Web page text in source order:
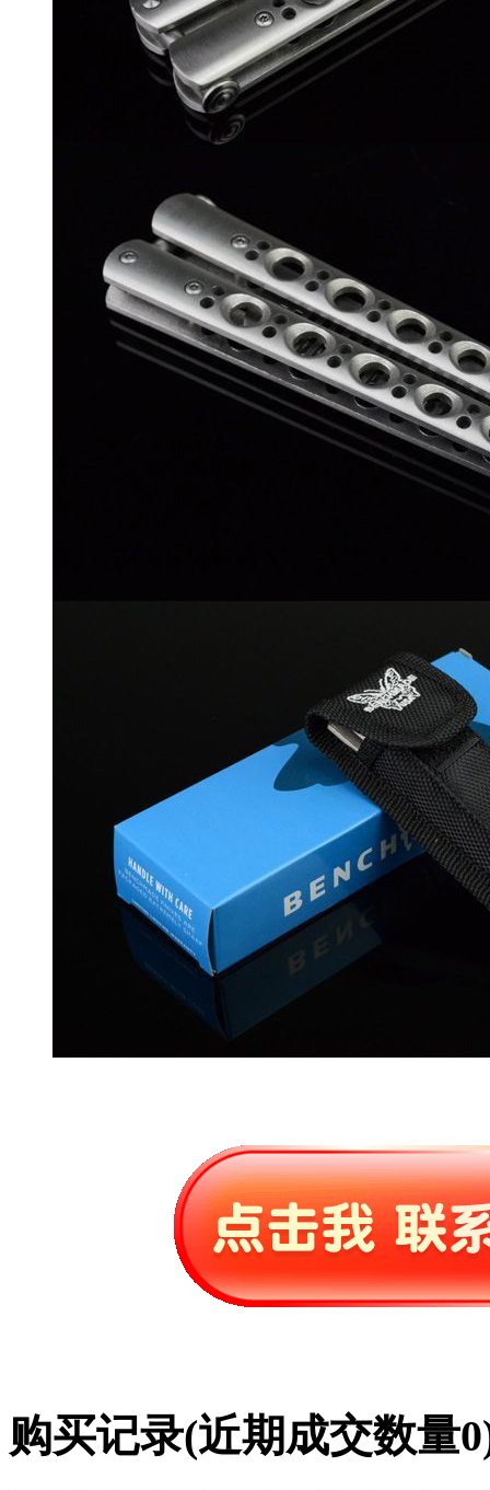
购买记录(近期成交数量0